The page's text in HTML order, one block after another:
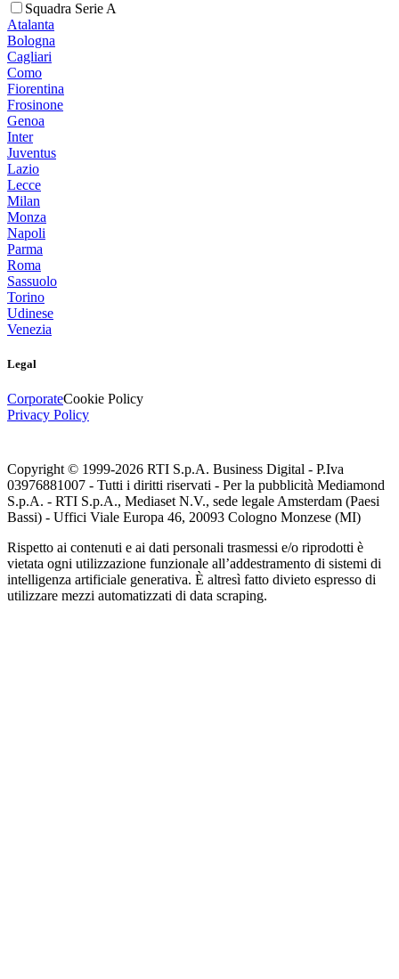
Squadra Serie A
Atalanta
Bologna
Cagliari
Como
Fiorentina
Frosinone
Genoa
Inter
Juventus
Lazio
Lecce
Milan
Monza
Napoli
Parma
Roma
Sassuolo
Torino
Udinese
Venezia
Legal
CorporateCookie Policy
Privacy Policy
Copyright © 1999-2026 RTI S.p.A. Business Digital - P.Iva
03976881007 - Tutti i diritti riservati - Per la pubblicità Mediamond
S.p.A. - RTI S.p.A., Mediaset N.V., sede legale Amsterdam (Paesi
Bassi) - Uffici Viale Europa 46, 20093 Cologno Monzese (MI)
Rispetto ai contenuti e ai dati personali trasmessi e/o riprodotti è
vietata ogni utilizzazione funzionale all’addestramento di sistemi di
intelligenza artificiale generativa. È altresì fatto divieto espresso di
utilizzare mezzi automatizzati di data scraping.